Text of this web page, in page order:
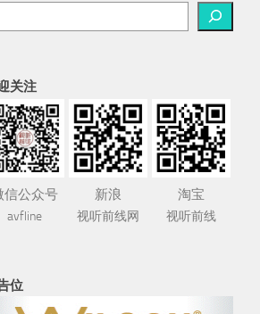
关注
信公众号
avfline
新浪
视听前线网
淘宝
视听前线
位